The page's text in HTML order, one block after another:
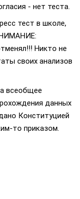
- нет теста.
тест в школе,
Никто не
своих анализов
всеобщее
данных
Конституцией
то приказом.